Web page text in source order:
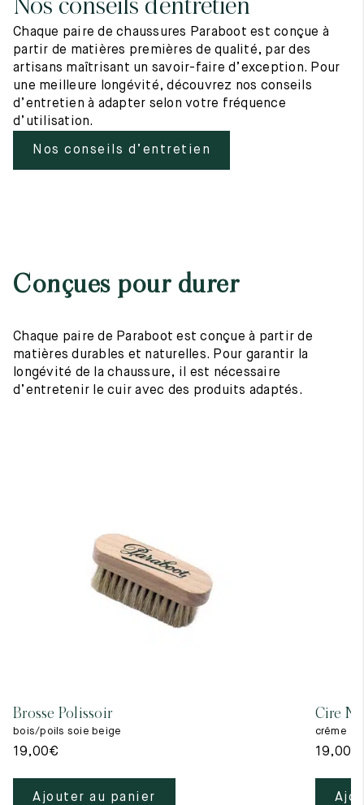
Chaque paire de chaussures Paraboot est conçue à
partir de matières premières de qualité, par des
artisans maîtrisant un savoir-faire d’exception. Pour
une meilleure longévité, découvrez nos conseils
d’entretien à adapter selon votre fréquence
d’utilisation.
Nos conseils d’entretien
Conçues pour durer
Chaque paire de Paraboot est conçue à partir de
matières durables et naturelles. Pour garantir la
longévité de la chaussure, il est nécessaire
d’entretenir le cuir avec des produits adaptés.
Brosse Polissoir
bois/poils soie beige
19,00€
Ajouter au panier
Cire
crême
19,00